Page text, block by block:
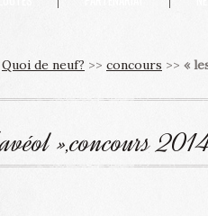
Quoi de neuf? >> concours >> «
»,concours